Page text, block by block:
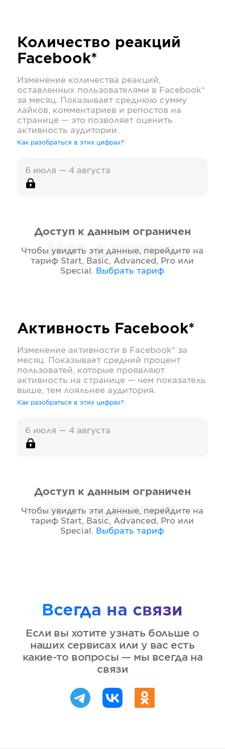
Количество реакций
Facebook*
Изменение количества реакций,
оставленных пользователями в Facebook*
за месяц. Показывает среднюю сумму
лайков, комментариев и репостов на
странице — это позволяет оценить
активность аудитории.
Как разобраться в этих цифрах?
6 июля — 4 августа
Нет данных
Доступ к данным ограничен
Чтобы увидеть эти данные, перейдите на
тариф Start, Basic, Advanced, Pro или
Special . Выбрать тариф
Активность Facebook*
Изменение активности в Facebook* за
месяц. Показывает средний процент
пользоватей, которые проявляют
активность на странице — чем показатель
выше, тем лояльнее аудитория.
Как разобраться в этих цифрах?
6 июля — 4 августа
Нет данных
Доступ к данным ограничен
Чтобы увидеть эти данные, перейдите на
тариф Start, Basic, Advanced, Pro или
Special . Выбрать тариф
Всегда на связи
Если вы хотите узнать больше о
наших сервисах или у вас есть
какие-то вопросы — мы всегда на
связи